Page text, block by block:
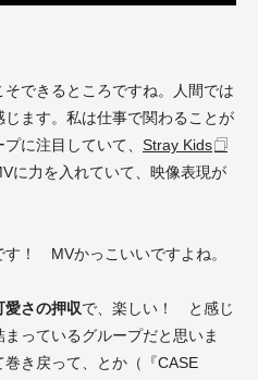
できるところですね。人間では
じます。私は仕事で関わることが
に注目していて、 Stray Kids
に力を入れていて、映像表現が
す！ MVかっこいいですよね。
愛さの押収で、楽しい！ と感じ
っているグループだと思いま
き戻って、とか（『CASE